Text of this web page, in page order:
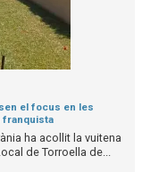
el focus en les
franquista
ha acollit la vuitena
de Torroella de...